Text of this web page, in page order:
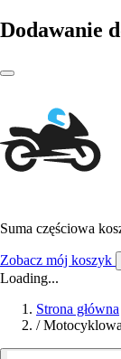
Dodawanie
Suma częściowa
Zobacz mój koszyk
Loading...
Strona główna
/